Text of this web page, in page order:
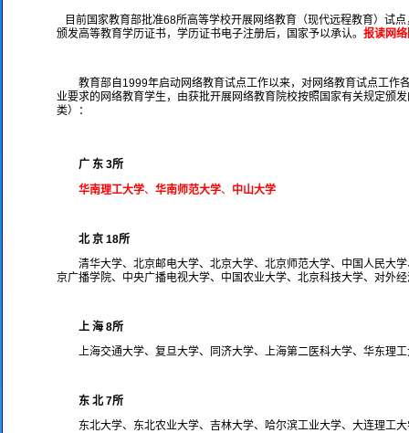
目前国家教育部批准68所高等学校开展网络教育（现代远程教育）试
颁发高等教育学历证书，学历证书电子注册后，国家予以承认。 报读网
教育部自1999年启动网络教育试点工作以来，对网络教育试点工
业要求的网络教育学生，由获批开展网络教育院校按照国家有关规定颁
类）：
广 东 3所
华南理工大学、 华南师范大学、 中山大学
北 京 18所
清华大学、北京邮电大学、北京大学、北京师范大学、中国人民大
京广播学院、中央广播电视大学、中国农业大学、北京科技大学、对外
上 海 8所
上海交通大学、复旦大学、同济大学、上海第二医科大学、华东理
东 北 7所
东北大学、东北农业大学、吉林大学、哈尔滨工业大学、大连理工